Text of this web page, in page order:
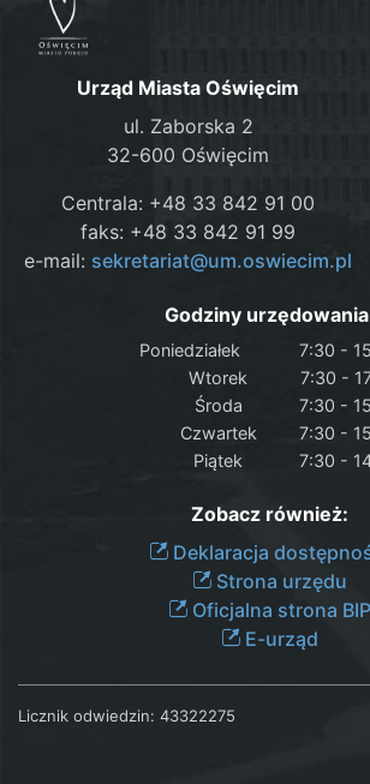
Urząd Miasta Oświęcim
ul. Zaborska 2
32-600 Oświęcim
Centrala: +48 33 842 91 00
faks: +48 33 842 91 99
e-mail: sekretariat@um.oswiecim.pl
Godziny
Poniedziałek
7:30 -
Wtorek
7:30 -
Środa
7:30 -
Czwartek
7:30 -
Piątek
7:30 -
Zobacz również:
Deklaracja
Strona urzędu
Oficjalna strona BIP
E-urząd
Licznik odwiedzin: 43322275